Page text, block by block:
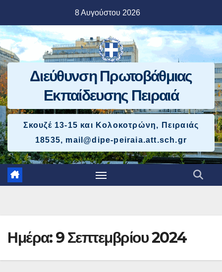
περιεχόμενο
8 Αυγούστου 2026
Διεύθυνση Πρωτοβάθμιας
Εκπαίδευσης Πειραιά
Σκουζέ 13-15 και Κολοκοτρώνη, Πειραιάς
18535, mail@dipe-peiraia.att.sch.gr
Ημέρα:9 Σεπτεμβρίου 2024